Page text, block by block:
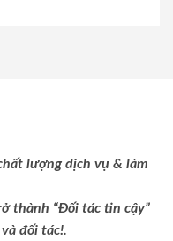
lượng dịch vụ & làm
thành “Đối tác tin cậy”
đối tác!.